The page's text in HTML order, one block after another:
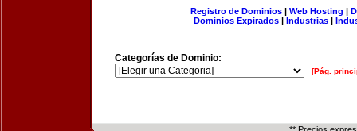
Registro de Dominios| Web Hosting |
Dominios Expirados | Industrias |
Categorías de Dominio:
[Pág.